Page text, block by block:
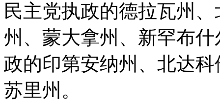
民主党执政的德拉瓦州
州、蒙大拿州、新罕布
政的印第安纳州、北达
苏里州。